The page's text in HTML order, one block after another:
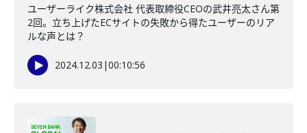
ユーザーライク株式会社 代表取締役CEOの武井亮太さん第
2回。立ち上げたECサイトの失敗から得たユーザーのリア
ルな声とは？
2024.12.03 |00:10:56